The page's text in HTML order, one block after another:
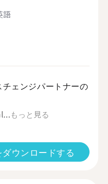
語
ェンジパートナーの
もっと見る
ウンロードする